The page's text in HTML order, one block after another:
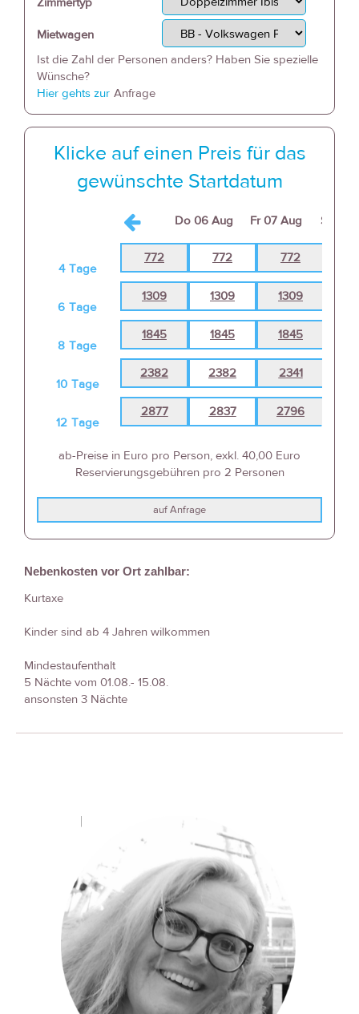
Mietwagen
Ist die Zahl der Personen anders? Haben Sie spezielle
Wünsche?
Hier gehts zur Anfrage
Klicke auf einen Preis für das
gewünschte Startdatum
Do 06 Aug Fr07 Aug Sa
4 Tage
772 772 772
6 Tage
1309 1309 1309
8 Tage
1845 1845 1845
10 Tage
2382 2382 2341
12 Tage
2877 2837 2796
ab-Preise in Euro pro Person, exkl. 40,00 Euro
Reservierungsgebühren pro 2 Personen
auf Anfrage
Nebenkosten vor Ort zahlbar:
Kurtaxe
Kinder sind ab 4 Jahren wilkommen
Mindestaufenthalt
5 Nächte vom 01.08.- 15.08.
ansonsten 3 Nächte